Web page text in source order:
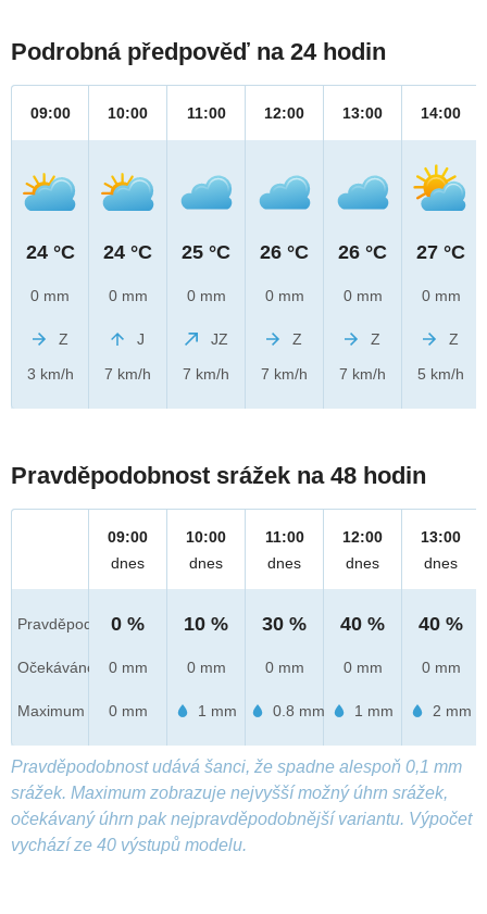
Podrobná předpověď na 24 hodin
09:00
24 °C
0 mm
Z
3 km/h
10:00
24 °C
0 mm
J
7 km/h
11:00
25 °C
0 mm
JZ
7 km/h
12:00
26 °C
0 mm
Z
7 km/h
13:00
26 °C
0 mm
Z
7 km/h
14:00
27 °C
0 mm
Z
5 km/h
Pravděpodobnost srážek na 48 hodin
Pravděpod.
Očekáváno
Maximum
09:00
dnes
0 %
0 mm
0 mm
10:00
dnes
10 %
0 mm
1 mm
11:00
dnes
30 %
0 mm
0.8 mm
12:00
dnes
40 %
0 mm
1 mm
13:00
dnes
40 %
0 mm
2 mm
Pravděpodobnost udává šanci, že spadne alespoň 0,1 mm
srážek. Maximum zobrazuje nejvyšší možný úhrn srážek,
očekávaný úhrn pak nejpravděpodobnější variantu. Výpočet
vychází ze 40 výstupů modelu.